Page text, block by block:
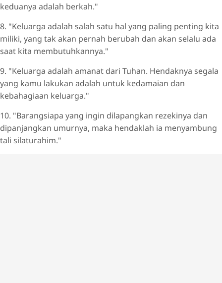
keduanya adalah berkah."
8. "Keluarga adalah salah satu hal yang paling penting kita
miliki, yang tak akan pernah berubah dan akan selalu ada
saat kita membutuhkannya."
9. "Keluarga adalah amanat dari Tuhan. Hendaknya segala
yang kamu lakukan adalah untuk kedamaian dan
kebahagiaan keluarga."
10. "Barangsiapa yang ingin dilapangkan rezekinya dan
dipanjangkan umurnya, maka hendaklah ia menyambung
tali silaturahim."